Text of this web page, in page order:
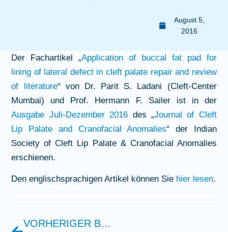
August 5,
2016
Der Fachartikel „Application of buccal fat pad for
lining of lateral defect in cleft palate repair and review
of literature“ von Dr. Parit S. Ladani (Cleft-Center
Mumbai) und Prof. Hermann F. Sailer ist in der
Ausgabe Juli-Dezember 2016 des „Journal of Cleft
Lip Palate and Cranofacial Anomalies“ der Indian
Society of Cleft Lip Palate & Cranofacial Anomalies
erschienen.
Den englischsprachigen Artikel können Sie hier lesen.
VORHERIGER BEITRAG